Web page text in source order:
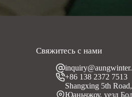
Свяжитесь с нами
+86 138 2372 7513
Shangxing 5th
Юаньчжоу, уезд